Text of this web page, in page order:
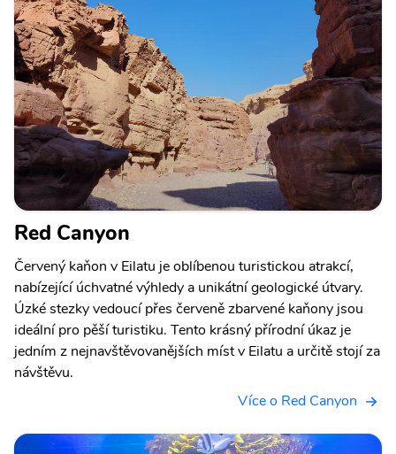
Red Canyon
Červený kaňon v Eilatu je oblíbenou turistickou atrakcí,
nabízející úchvatné výhledy a unikátní geologické útvary.
Úzké stezky vedoucí přes červeně zbarvené kaňony jsou
ideální pro pěší turistiku. Tento krásný přírodní úkaz je
jedním z nejnavštěvovanějších míst v Eilatu a určitě stojí za
návštěvu.
Více o Red Canyon